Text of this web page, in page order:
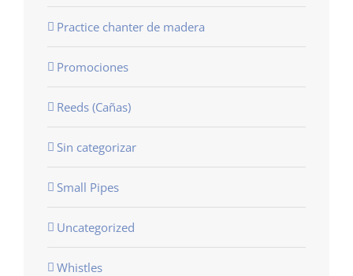
Practice chanter de madera
Promociones
Reeds (Cañas)
Sin categorizar
Small Pipes
Uncategorized
Whistles